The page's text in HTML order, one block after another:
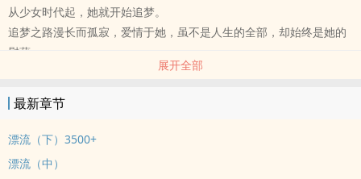
从少女时代起，她就开始追梦。
追梦之路漫长而孤寂，爱情于她，虽不是人生的全部，却始终是她的
慰藉。
然而无论是怀揣着柔肠百结的少女心事，还是于战火纷飞之下的奋不
直到最后，她才明白，上天创造出人类，就是要让他们看看，这个世
界可以残忍到什幺地步。
展开全部
最新章节
漂流（下）3500+
漂流（中）